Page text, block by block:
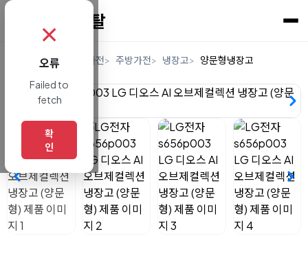
렌탈 디지털/가전 주방가전 냉장고 양문형냉장고
✗
오류
Failed to
fetch
확
인